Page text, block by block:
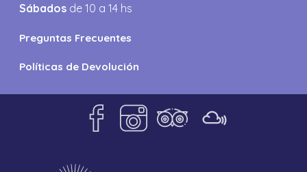
Sábados de 10 a 14 hs
Preguntas Frecuentes
Políticas de Devolución